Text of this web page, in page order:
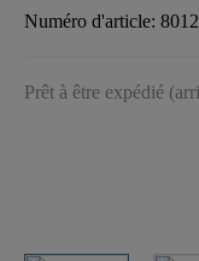
Numéro d'article:
Prêt à être expédié